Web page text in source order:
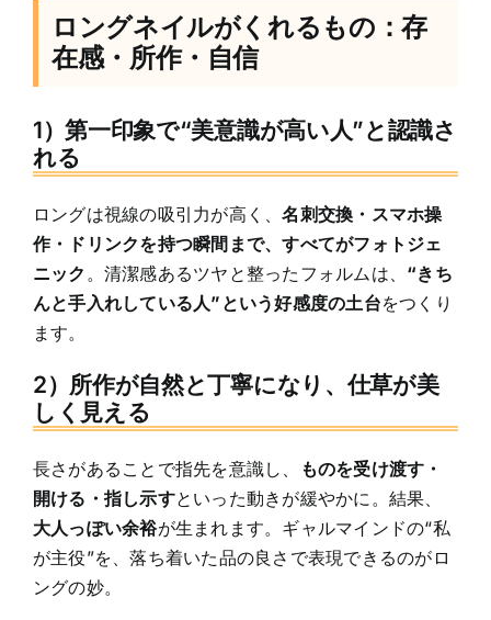
ロングネイルがくれるもの：存
在感・所作・自信
1）第一印象で“美意識が高い人”と認識さ
れる
ロングは視線の吸引力が高く、名刺交換・スマホ操
作・ドリンクを持つ瞬間まで、すべてがフォトジェ
ニック 。清潔感あるツヤと整ったフォルムは、 “きち
んと手入れしている人”という好感度の土台をつくり
ます。
2）所作が自然と丁寧になり、仕草が美
しく見える
長さがあることで指先を意識し、
ものを受け渡す・
開ける・指し示すといった動きが緩やかに。結果、
大人っぽい余裕が生まれます。ギャルマインドの“私
が主役”を、落ち着いた品の良さで表現できるのがロ
ングの妙。